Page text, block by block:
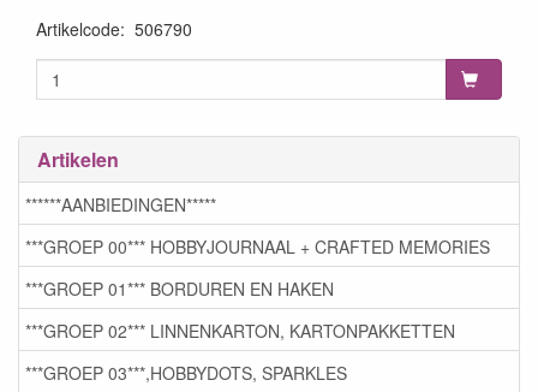
Artikelcode: 506790
Artikelen
******AANBIEDINGEN*****
***GROEP 00*** HOBBYJOURNAAL + CRAFTED MEMORIES
***GROEP 01*** BORDUREN EN HAKEN
***GROEP 02*** LINNENKARTON, KARTONPAKKETTEN
***GROEP 03***,HOBBYDOTS, SPARKLES